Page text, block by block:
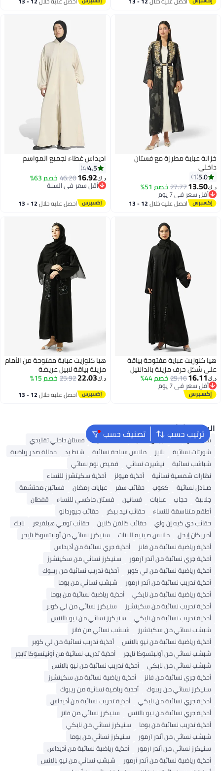
خزانة عباية مطرزة مع فستان
داخلي
5.0
1
د.ك‏13.50
27.77خصم 51%
أقل سعر في 7 يوم
أقل سعر في 7 يوماحصل عليه خلال 12 - 13
4
اديداس غطاء لجميع المواسم
4.5
4
د.ك‏16.92
46.20خصم 63%
أقل سعر في السنة
أقل سعر في السنة
احصل عليه خلال 12 - 13
هيا كلوزيت عباية مفتوحة بياقة
على شكل حرف مزينة بالدانتيل
د.ك‏16.11
29.16خصم 44%
أقل سعر في 7 يوم
أقل سعر في 7 يوم
هيا كلوزيت عباية مفتوحة من الأمام
مزينة بياقة لابيل عريضة
د.ك‏22.03
25.92خصم 15%
احصل عليه خلال 12 - 13
ترتيب حسب تصنيف حسب البحث الشائع
شنط ألدو شنط جيس نسائية شنط نسائية
فستان داخلي تقليدي
شورتات نسائية
بلايز ملابس سباحة نسائية شنط يد
حمالة صدر رياضية
شباشب نسائية
تيشيرت نسائي
قميص نوم نسائي
نظارات شمسية نسائية
أحذية ميولز
أحذية سكيتشرز للنساء
صنادل نسائية
كعوب حقائب سفر عبايات رمضان
فساتين محتشمة
جلابية
حجاب عبايات فساتين فستان ماكسي للنساء
قفطان
أطقم متناسقة للنساء
حقائب تيد بيكر
حقائب جيوردانو
حقائب دي كيه إن واي
حقائب كالفن كلاين حقائب تومي هيلفيغر
نايك
أمريكان إيجل
ملابس صينيه للبنات
سنيكرز نسائي من أونيتسوكا تايجر
أحذية رياضية نسائية من فانز
أحذية جري نسائية من أديداس
أحذية جري نسائية من أندر آرمور
سنيكرز نسائي من سكيتشرز
أحذية رياضية نسائية من لي كوبر
أحذية تدريب نسائية من ريبوك
أحذية تدريب نسائية من أندر آرمور
شبشب نسائي من بوما
أحذية رياضية نسائية من نايكي
أحذية رياضية نسائية من بوما
أحذية تدريب نسائية من سكيتشرز
سنيكرز نسائي من لي كوبر
أحذية تدريب نسائية من نايكي
سنيكرز نسائي من نيو بالانس
شبشب نسائي من سكيتشرز
شبشب نسائي من فانز
أحذية رياضية نسائية من نيو بالانس
أحذية تدريب نسائية من لي كوبر
شبشب نسائي من أونيتسوكا تايجر
أحذية تدريب نسائية من أونيتسوكا تايجر
شبشب نسائي من نايكي
أحذية تدريب نسائية من نيو بالانس
أحذية جري نسائية من فانز
أحذية رياضية نسائية من سكيتشرز
سنيكرز نسائي من ريبوك
أحذية رياضية نسائية من ريبوك
أحذية جري نسائية من نايكي
أحذية تدريب نسائية من أديداس
أحذية جري نسائية من نيو بالانس
سنيكرز نسائي من فانز
أحذية تدريب نسائية من بوما
سنيكرز نسائي من نايكي
شبشب نسائي من أندر آرمور
سنيكرز نسائي من بوما
سنيكرز نسائي من أندر آرمور
أحذية رياضية نسائية من أديداس
أحذية رياضية نسائية من أندر آرمور
شبشب نسائي من نيو بالانس